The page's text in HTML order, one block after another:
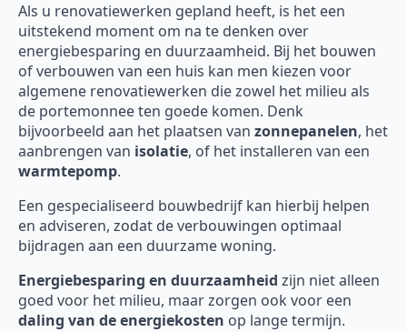
Als u renovatiewerken gepland heeft, is het een
uitstekend moment om na te denken over
energiebesparing en duurzaamheid. Bij het bouwen
of verbouwen van een huis kan men kiezen voor
algemene renovatiewerken die zowel het milieu als
de portemonnee ten goede komen. Denk
bijvoorbeeld aan het plaatsen van zonnepanelen, het
aanbrengen van isolatie, of het installeren van een
warmtepomp.
Een gespecialiseerd bouwbedrijf kan hierbij helpen
en adviseren, zodat de verbouwingen optimaal
bijdragen aan een duurzame woning.
Energiebesparing en duurzaamheid zijn niet alleen
goed voor het milieu, maar zorgen ook voor een
daling van de energiekosten op lange termijn.